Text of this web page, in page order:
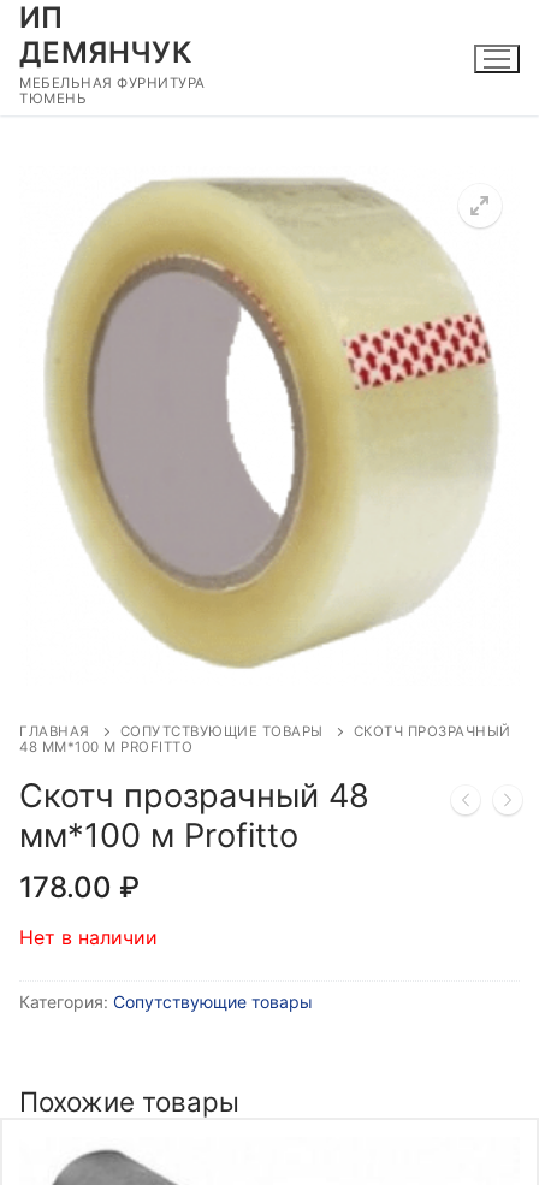
Перейти
содержимому
ИП
ДЕМЯНЧУК
МЕБЕЛЬНАЯ ФУРНИТУРА
ТЮМЕНЬ
🔍
ГЛАВНАЯ СОПУТСТВУЮЩИЕ ТОВАРЫ
СКОТЧ ПРОЗРАЧНЫЙ
48 ММ*100 М PROFITTO
Скотч прозрачный 48
мм*100 м Profitto
178.00 ₽
Нет в наличии
Категория: Сопутствующие товары
Похожие товары